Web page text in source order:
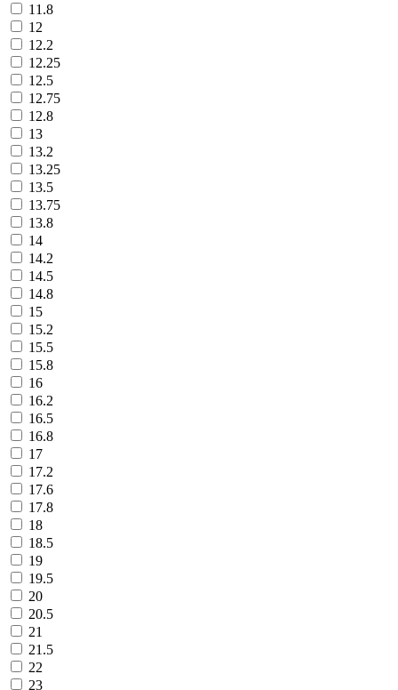
11.8
12
12.2
12.25
12.5
12.75
12.8
13
13.2
13.25
13.5
13.75
13.8
14
14.2
14.5
14.8
15
15.2
15.5
15.8
16
16.2
16.5
16.8
17
17.2
17.6
17.8
18
18.5
19
19.5
20
20.5
21
21.5
22
23